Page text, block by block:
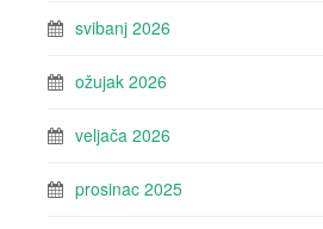
svibanj 2026
ožujak 2026
veljača 2026
prosinac 2025